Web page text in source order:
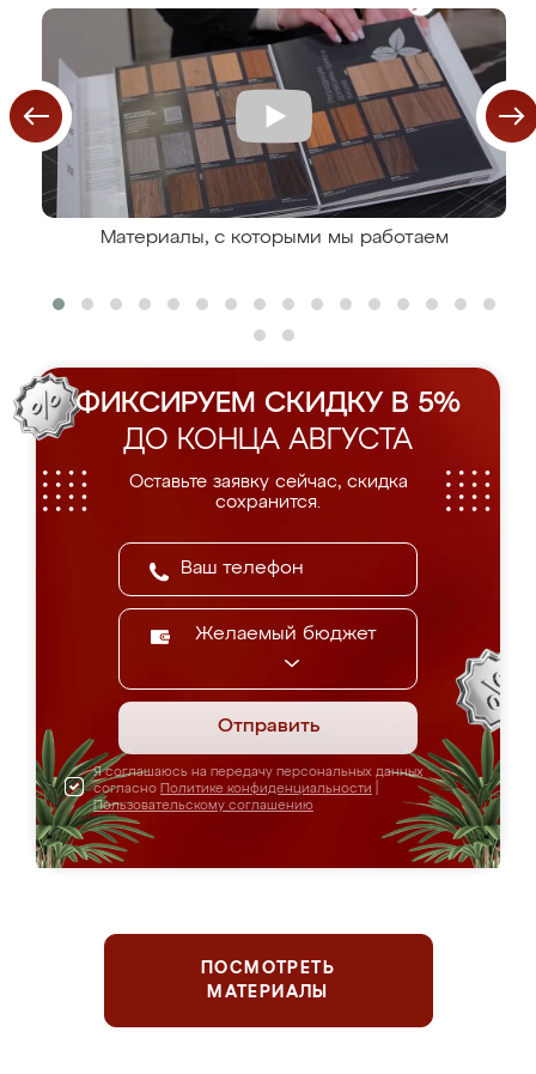
Материалы, с которыми мы работаем
ФИКСИРУЕМ СКИДКУ В 5%
ДО КОНЦА АВГУСТА
Оставьте заявку сейчас, скидка
сохранится.
Желаемый бюджет
Отправить
Я соглашаюсь на передачу персональных данных
согласно Политике конфиденциальности
Пользовательскому соглашению
ПОСМОТРЕТЬ
МАТЕРИАЛЫ